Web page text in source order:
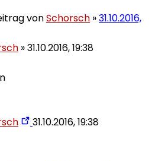
vonSchorsch »31.10.2016,
»31.10.2016, 19:38
31.10.2016, 19:38